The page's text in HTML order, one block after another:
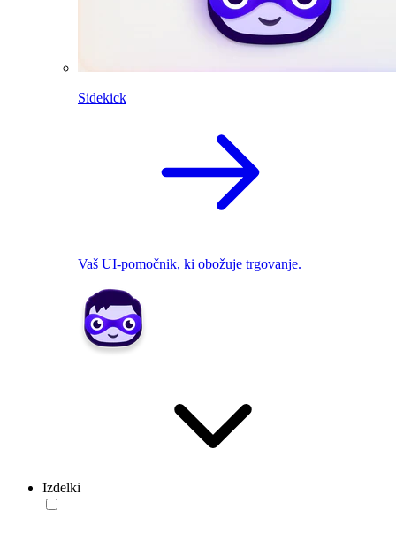
Sidekick
Vaš UI-pomočnik, ki obožuje trgovanje.
Izdelki